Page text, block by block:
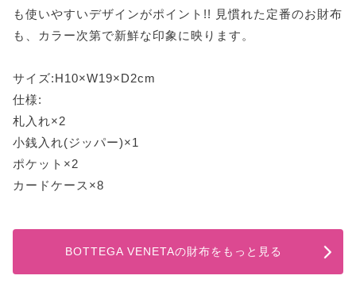
も使いやすいデザインがポイント!! 見慣れた定番のお財布
も、カラー次第で新鮮な印象に映ります。
サイズ:H10×W19×D2cm
仕様:
札入れ×2
小銭入れ(ジッパー)×1
ポケット×2
カードケース×8
BOTTEGA VENETAの財布をもっと見る